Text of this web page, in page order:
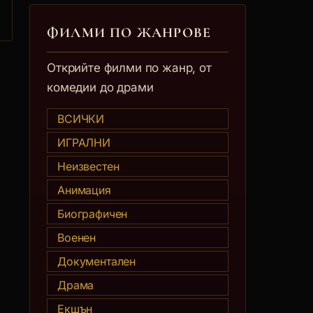
ФИЛМИ ПО ЖАНРОВЕ
Открийте филми по жанр, от
комедии до драми
ВСИЧКИ
ИГРАЛНИ
Неизвестен
Анимация
Биографичен
Военен
Документален
Драма
Екшън